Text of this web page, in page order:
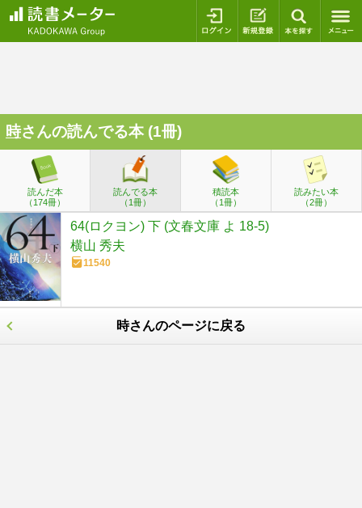
ログイン 新規登録
時さんの読んでる本 (1冊)
読んだ本
（174冊）
読んでる本
（1冊）
積読本
（1冊）
読みたい本
（2冊）
64(ロクヨン) 下 (文春文庫 よ 18-5)
横山 秀夫
11540
時さんのページに戻る